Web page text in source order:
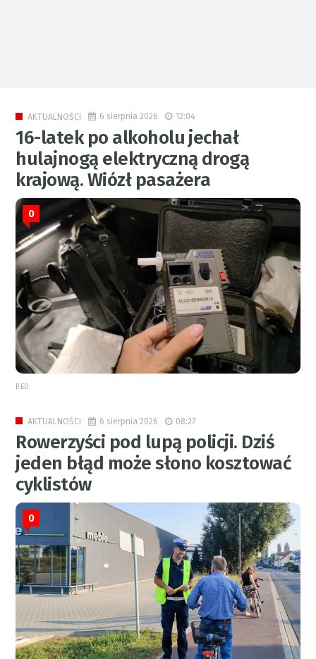
AKTUALNOŚCI 6 sierpnia 2026 12:04
16-latek po alkoholu jechał
hulajnogą elektryczną drogą
krajową. Wiózł pasażera
0
RED.
AKTUALNOŚCI 6 sierpnia 2026 08:27
Rowerzyści pod lupą policji. Dziś
jeden błąd może słono kosztować
cyklistów
0